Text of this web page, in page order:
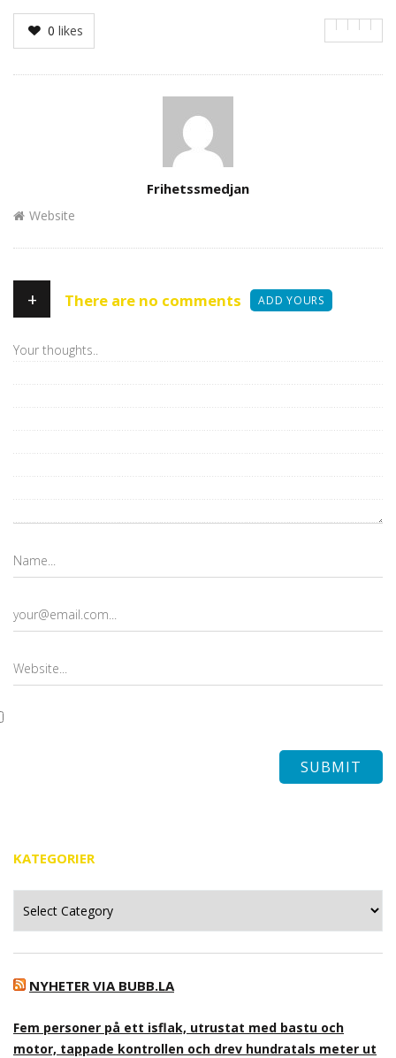
0 likes
Frihetssmedjan
Website
+ There are no comments ADD YOURS
KATEGORIER
NYHETER VIA BUBB.LA
Fem personer på ett isflak, utrustat med bastu och
motor, tappade kontrollen och drev hundratals meter ut